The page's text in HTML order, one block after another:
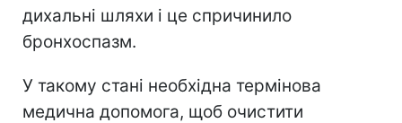
дихальні шляхи і це спричинило
бронхоспазм.
У такому стані необхідна термінова
медична допомога, щоб очистити